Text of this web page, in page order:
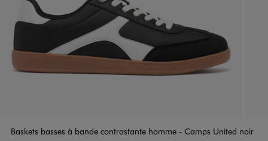
Baskets basses à bande contrastante homme - Camps United noir